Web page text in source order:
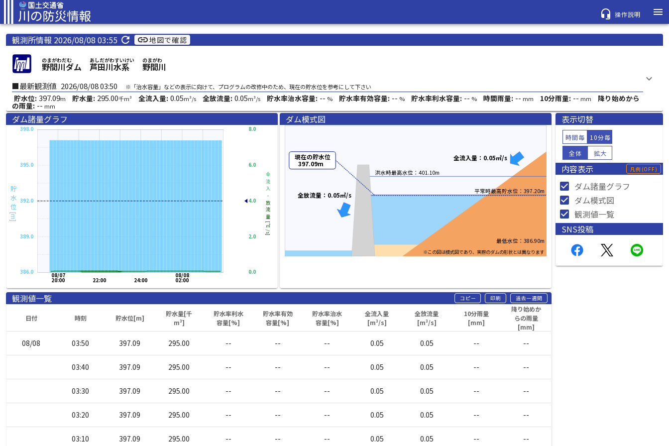
headset_mic 操作説明 menu
観測所情報 2026/08/08 03:55 refresh link地図で確認
のまがわだむ
野間川ダム
あしだがわすいけい
芦田川水系
のまがわ
野間川
■最新観測値 2026/08/08 03:50 ※「治水容量」などの表示に向けて、プログラムの改修中のため、現在の貯水位を参考にして下さい
貯水位: 397.09m 貯水量: 295.00千m³ 全流入量: 0.05m³/s 全放流量: 0.05m³/s 貯水率治水容量: -- % 貯水率有効容量: -- % 貯水率利水容量: -- % 時間雨量: -- mm 10分雨量: -- mm 降り始めから
の雨量: -- mm
keyboard_arrow_down
ダム諸量グラフ
386.0
389.0
392.0
395.0
398.0
貯水位[m]
08/08
02:00
24:00
22:00
08/07
20:00
0.0
2.0
4.0
6.0
8.0
全流入・
放流量
[㎥/s]
ダム模式図
※この図は模式図であり、実際のダムの形状とは異なります
洪水時最高水位：401.10m
平常時最高貯水位：397.20m
最低水位：386.90m
現在の貯水位
397.09m
全流入量：0.05㎥/s
全放流量：0.05㎥/s
観測値一覧 コピー 印刷 過去一週間
日付 時刻 貯水位[m]
貯水量[千
m³]
貯水率利水
容量[%]
貯水率有効
容量[%]
貯水率治水
容量[%]
全流入量
[m³/s]
全放流量
[m³/s]
10分雨量
[mm]
降り始めか
らの雨量
[mm]
08/08 03:50 397.09 295.00 -- -- -- 0.05 0.05 -- --
03:40 397.09 295.00 -- -- -- 0.05 0.05 -- --
03:30 397.09 295.00 -- -- -- 0.05 0.05 -- --
03:20 397.09 295.00 -- -- -- 0.05 0.05 -- --
03:10 397.09 295.00 -- -- -- 0.05 0.05 -- --
表示切替
時間毎
10分毎
全体
拡大
内容表示 凡例 (OFF)
check_box ダム諸量グラフ
check_box ダム模式図
check_box 観測値一覧
SNS投稿